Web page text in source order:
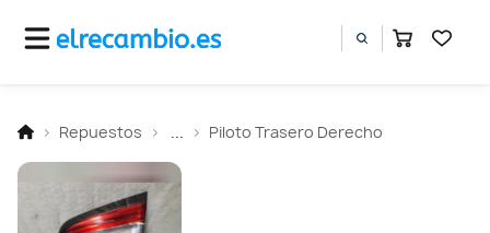
Repuestos Piloto Trasero Derecho